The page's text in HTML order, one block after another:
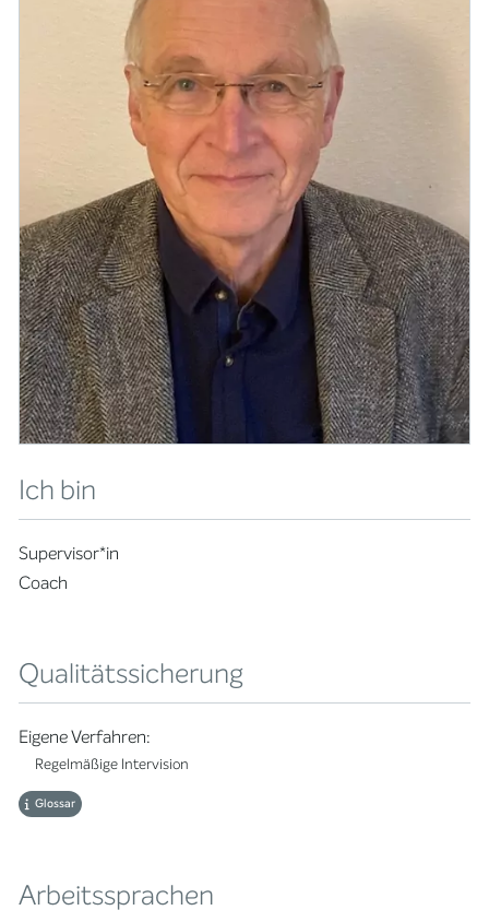
Ich bin
Supervisor*in
Coach
Qualitätssicherung
Eigene Verfahren:
Regelmäßige Intervision
Glossar
Arbeitssprachen